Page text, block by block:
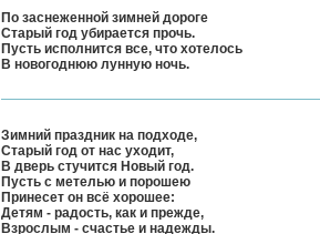
По заснеженной зимней дороге
Старый год убирается прочь.
Пусть исполнится все, что хотелось
В новогоднюю лунную ночь.
Зимний праздник на подходе,
Старый год от нас уходит,
В дверь стучится Новый год.
Пусть с метелью и порошею
Принесет он всё хорошее:
Детям - радость, как и прежде,
Взрослым - счастье и надежды.